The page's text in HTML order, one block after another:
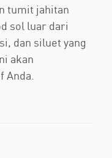
tumit jahitan
sol luar dari
dan siluet yang
akan